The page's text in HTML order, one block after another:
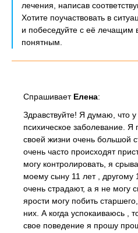
лечения, написав
Хотите поучаствовать в
и побеседуйте с её лечащим
понятным.
Спрашивает Елена:
Здравствуйте! Я думаю, что
психическое заболевание. Я
своей жизни очень большой
очень часто происходят
могу контролировать, я
моему сыну 11 лет , другому
очень страдают, а я не могу
ярости могу побить
них. А когда успокаиваюсь ,
свое поведение я прошу